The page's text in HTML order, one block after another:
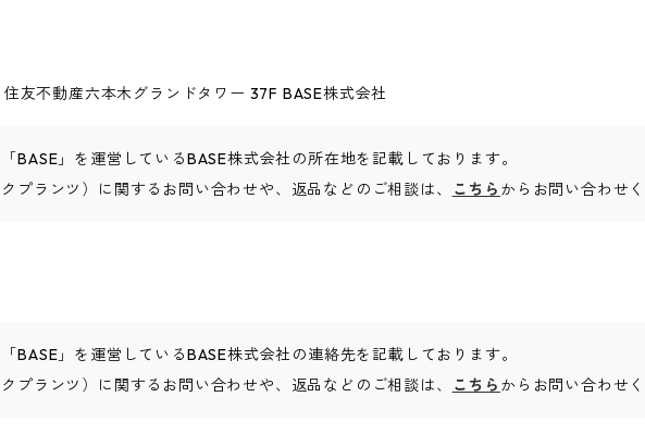
友不動産六本木グランドタワー 37F BASE株式会社
BASE」を運営しているBASE株式会社の所在地を記載しております。
プランツ）に関するお問い合わせや、返品などのご相談は、
こちら からお問い合わせく
BASE」を運営しているBASE株式会社の連絡先を記載しております。
プランツ）に関するお問い合わせや、返品などのご相談は、
こちら からお問い合わせく